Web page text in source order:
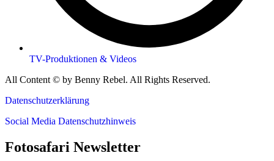
TV-Produktionen & Videos
All Content © by Benny Rebel. All Rights Reserved.
Datenschutzerklärung
Social Media Datenschutzhinweis
Fotosafari Newsletter